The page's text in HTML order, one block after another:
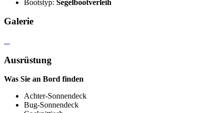
Bootstyp: Segelbootverleih
Galerie
Ausrüstung
Was Sie an Bord finden
Achter-Sonnendeck
Bug-Sonnendeck